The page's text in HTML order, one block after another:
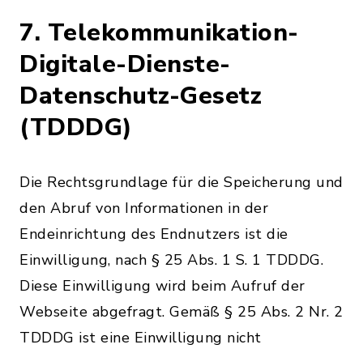
7. Telekommunikation-
Digitale-Dienste-
Datenschutz-Gesetz
(TDDDG)
Die Rechtsgrundlage für die Speicherung und
den Abruf von Informationen in der
Endeinrichtung des Endnutzers ist die
Einwilligung, nach § 25 Abs. 1 S. 1 TDDDG.
Diese Einwilligung wird beim Aufruf der
Webseite abgefragt. Gemäß § 25 Abs. 2 Nr. 2
TDDDG ist eine Einwilligung nicht